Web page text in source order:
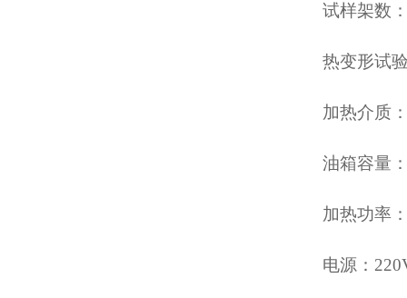
试样架数
热变形试
加热介质
油箱容量
加热功率
电源：